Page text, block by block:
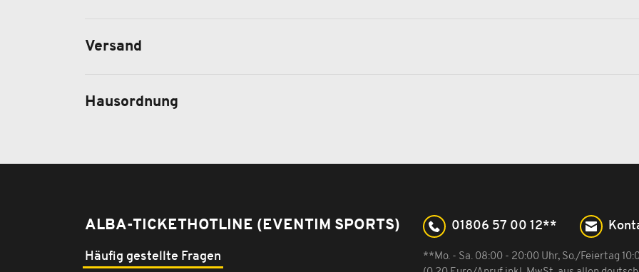
Versand
Hausordnung
ALBA-TICKETHOTLINE (EVENTIM SPORTS)
Häufig gestellte Fragen
01806 57 00 12**
**Mo. - Sa. 08:00 - 20:00 Uhr, So./Feiertag